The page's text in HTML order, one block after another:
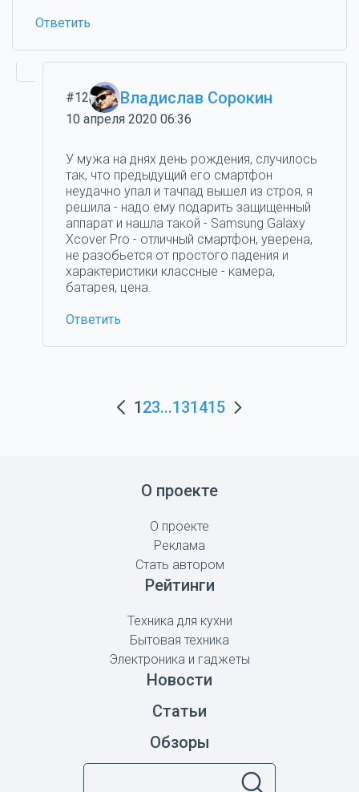
Ответить
#12 Владислав Сорокин
10 апреля 2020 06:36
У мужа на днях день рождения, случилось
так, что предыдущий его смартфон
неудачно упал и тачпад вышел из строя, я
решила - надо ему подарить защищенный
аппарат и нашла такой - Samsung Galaxy
Xcover Pro - отличный смартфон, уверена,
не разобьется от простого падения и
характеристики классные - камера,
батарея, цена.
Ответить
123...131415
О проекте
О проекте
Реклама
Стать автором
Рейтинги
Техника для кухни
Бытовая техника
Электроника и гаджеты
Новости
Статьи
Обзоры